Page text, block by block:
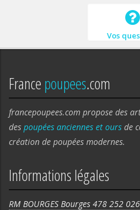
Vos
Francepoupees.com
francepoupees.com propose des
des poupées anciennes et ours de
création de poupées modernes.
Informations légales
RM BOURGES Bourges 478 252 026